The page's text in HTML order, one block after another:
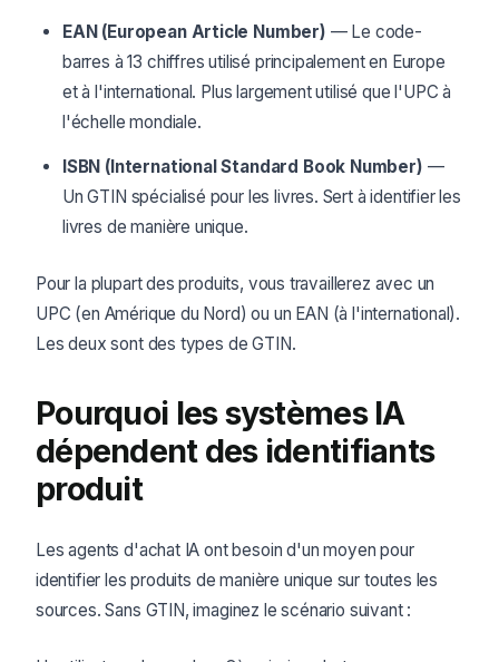
EAN (European Article Number) — Le code-
barres à 13 chiffres utilisé principalement en Europe
et à l'international. Plus largement utilisé que l'UPC à
l'échelle mondiale.
ISBN (International Standard Book Number) —
Un GTIN spécialisé pour les livres. Sert à identifier les
livres de manière unique.
Pour la plupart des produits, vous travaillerez avec un
UPC (en Amérique du Nord) ou un EAN (à l'international).
Les deux sont des types de GTIN.
Pourquoi les systèmes IA
dépendent des identifiants
produit
Les agents d'achat IA ont besoin d'un moyen pour
identifier les produits de manière unique sur toutes les
sources. Sans GTIN, imaginez le scénario suivant :